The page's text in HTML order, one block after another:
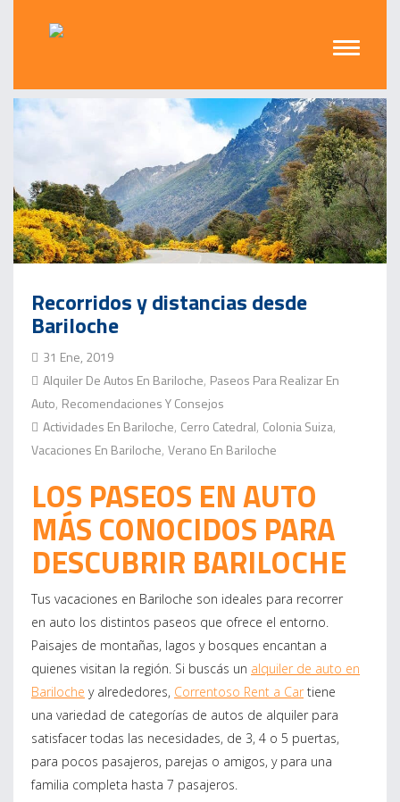
Recorridos y distancias desde
Bariloche
31 Ene, 2019
Alquiler De Autos En Bariloche, Paseos Para Realizar En
Auto, Recomendaciones Y Consejos
Actividades En Bariloche, Cerro Catedral, Colonia Suiza,
Vacaciones En Bariloche, Verano En Bariloche
LOS PASEOS EN AUTO
MÁS CONOCIDOS PARA
DESCUBRIR BARILOCHE
Tus vacaciones en Bariloche son ideales para recorrer
en auto los distintos paseos que ofrece el entorno.
Paisajes de montañas, lagos y bosques encantan a
quienes visitan la región. Si buscás un alquiler de auto en
Bariloche y alrededores, Correntoso Rent a Car tiene
una variedad de categorías de autos de alquiler para
satisfacer todas las necesidades, de 3, 4 o 5 puertas,
para pocos pasajeros, parejas o amigos, y para una
familia completa hasta 7 pasajeros.